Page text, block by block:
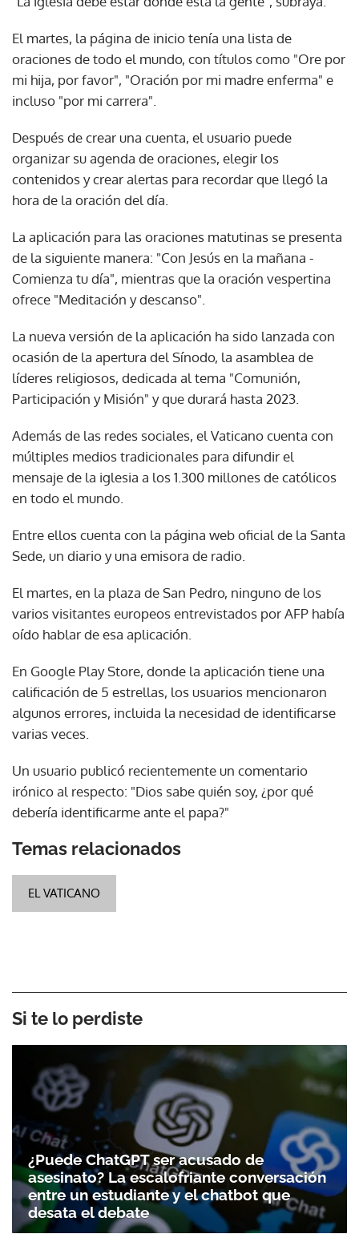
El martes, la página de inicio tenía una lista de
oraciones de todo el mundo, con títulos como "Ore por
mi hija, por favor", "Oración por mi madre enferma" e
incluso "por mi carrera".
Después de crear una cuenta, el usuario puede
organizar su agenda de oraciones, elegir los
contenidos y crear alertas para recordar que llegó la
hora de la oración del día.
La aplicación para las oraciones matutinas se presenta
de la siguiente manera: "Con Jesús en la mañana -
Comienza tu día", mientras que la oración vespertina
ofrece "Meditación y descanso".
La nueva versión de la aplicación ha sido lanzada con
ocasión de la apertura del Sínodo, la asamblea de
líderes religiosos, dedicada al tema "Comunión,
Participación y Misión" y que durará hasta 2023.
Además de las redes sociales, el Vaticano cuenta con
múltiples medios tradicionales para difundir el
mensaje de la iglesia a los 1.300 millones de católicos
en todo el mundo.
Entre ellos cuenta con la página web oficial de la Santa
Sede, un diario y una emisora de radio.
El martes, en la plaza de San Pedro, ninguno de los
varios visitantes europeos entrevistados por AFP había
oído hablar de esa aplicación.
En Google Play Store, donde la aplicación tiene una
calificación de 5 estrellas, los usuarios mencionaron
algunos errores, incluida la necesidad de identificarse
varias veces.
Un usuario publicó recientemente un comentario
irónico al respecto: "Dios sabe quién soy, ¿por qué
debería identificarme ante el papa?"
Temas relacionados
EL VATICANO
Si te lo perdiste
¿Puede ChatGPT ser acusado de
asesinato? La escalofriante conversación
entre un estudiante y el chatbot que
desata el debate